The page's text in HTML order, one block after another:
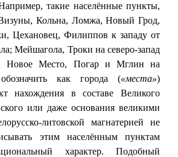
такие населённые пункты,
Кольна, Ломжа, Новый Грод,
Цехановец, Филиппов к западу от
Мейшагола, Троки на северо-запад
Новое Место, Погар и Мглин на
как города («места»)
нахождения в составе Великого
или даже основания великими
литовской магнатерией не
этим населённым пунктам
характер. Подобный